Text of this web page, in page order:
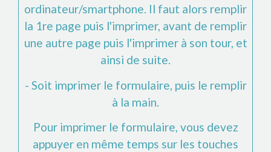
ordinateur/smartphone. Il faut alors remplir
la 1re page puis l'imprimer, avant de remplir
une autre page puis l'imprimer à son tour, et
ainsi de suite.
- Soit imprimer le formulaire, puis le remplir
à la main.
Pour imprimer le formulaire, vous devez
appuyer en même temps sur les touches